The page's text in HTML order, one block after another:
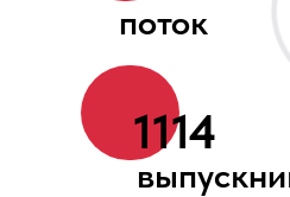
поток
1114